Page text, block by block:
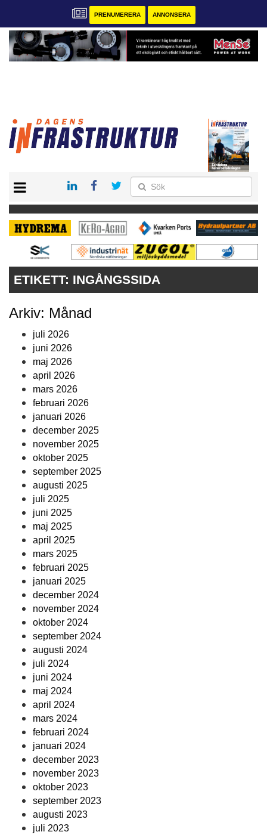
PRENUMERERA ANNONSERA
KONTAKT
VÅRA ANDRA MAGASIN
PRENUMERERA
ANNONSERA
ETIKETT: INGÅNGSSIDA
Arkiv: Månad
juli 2026
juni 2026
maj 2026
april 2026
mars 2026
februari 2026
januari 2026
december 2025
november 2025
oktober 2025
september 2025
augusti 2025
juli 2025
juni 2025
maj 2025
april 2025
mars 2025
februari 2025
januari 2025
december 2024
november 2024
oktober 2024
september 2024
augusti 2024
juli 2024
juni 2024
maj 2024
april 2024
mars 2024
februari 2024
januari 2024
december 2023
november 2023
oktober 2023
september 2023
augusti 2023
juli 2023